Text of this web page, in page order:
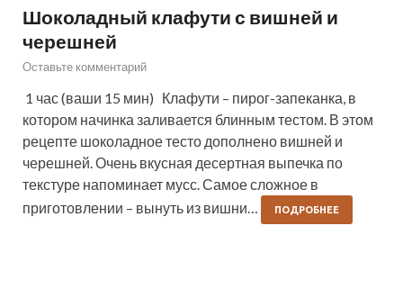
Шоколадный клафути с вишней и
черешней
Оставьте комментарий
1 час (ваши 15 мин) Клафути – пирог-запеканка, в
котором начинка заливается блинным тестом. В этом
рецепте шоколадное тесто дополнено вишней и
черешней. Очень вкусная десертная выпечка по
текстуре напоминает мусс. Самое сложное в
приготовлении – вынуть из вишни…
ПОДРОБНЕЕ